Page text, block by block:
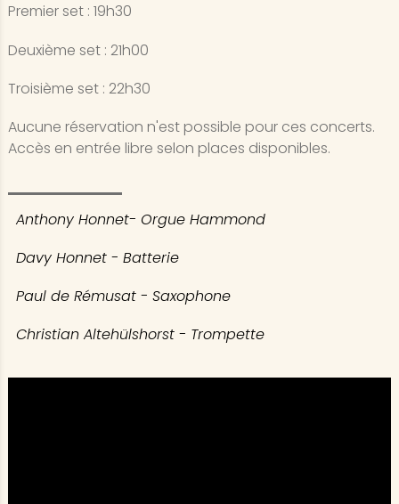
Premier set : 19h30
Deuxième set : 21h00
Troisième set : 22h30
Aucune réservation n'est possible pour ces concerts.
Accès en entrée libre selon places disponibles.
Anthony Honnet- Orgue Hammond
Davy Honnet - Batterie
Paul de Rémusat - Saxophone
Christian Altehülshorst - Trompette